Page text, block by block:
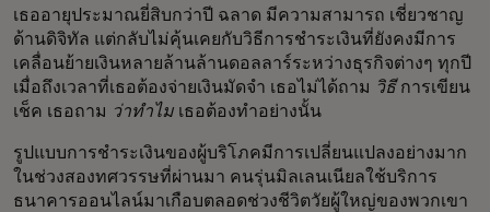
เธออายุประมาณยี่สิบกว่าปี ฉลาด มีความสามารถ เชี่ยวชาญ
ด้านดิจิทัล แต่กลับไม่คุ้นเคยกับวิธีการชำระเงินที่ยังคงมีการ
เคลื่อนย้ายเงินหลายล้านล้านดอลลาร์ระหว่างธุรกิจต่างๆ ทุกปี
เมื่อถึงเวลาที่เธอต้องจ่ายเงินมัดจำ เธอไม่ได้ถาม วิธีการเขียน
เช็ค เธอถาม ว่าทำไม เธอต้องทำอย่างนั้น
รูปแบบการชำระเงินของผู้บริโภคมีการเปลี่ยนแปลงอย่างมาก
ในช่วงสองทศวรรษที่ผ่านมา คนรุ่นมิลเลนเนียลใช้บริการ
ธนาคารออนไลน์มาเกือบตลอดช่วงชีวิตวัยผู้ใหญ่ของพวกเขา